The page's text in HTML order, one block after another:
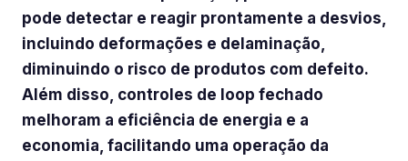
pode detectar e reagir prontamente a desvios,
incluindo deformações e delaminação,
diminuindo o risco de produtos com defeito.
Além disso, controles de loop fechado
melhoram a eficiência de energia e a
economia, facilitando uma operação da